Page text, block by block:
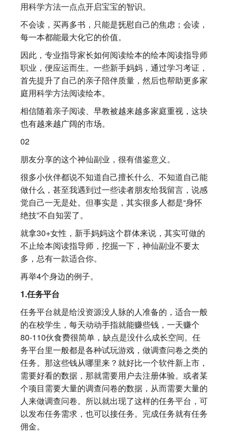
用科学方法一点点开启宝宝的智识。
不会读，买再多书，只能是抚慰自己的焦虑；会读，
每一本都能最大化它的价值。
因此，专业指导家长如何阅读绘本的绘本阅读指导师
职业，便应运而生。一些新手妈妈，通过学习考证，
首先提升了自己的亲子陪伴质量，然后也帮助更多家
庭用科学方法阅读绘本。
相信随着亲子阅读、早教被越来越多家庭重视，这块
也有越来越广阔的市场。
02
朋友分享的这个神仙副业，很有借鉴意义。
很多小伙伴都说不知道自己擅长什么、不知道自己能
做什么，甚至我遇到过一些读者朋友给我留言，说感
觉自己一无是处。但事实是，其实很多人都是“身怀
绝技”不自知罢了。
就拿30+女性，新手妈妈这个群体来说，其实可做的
不止绘本阅读指导师，挖掘一下，神仙副业不要太
多，总有一款适合你。
再举4个身边的例子。
1.任务平台
任务平台就是给没资源没人脉的人准备的，适合一般
的在校学生，每天动动手指就能赚些钱，一天赚个
80-110伙食费很简单，缺点是没什么成长空间。任
务平台里一般都是各种试玩游戏，做调查问卷之类的
任务。那这些钱从哪里来？就好比一个软件新上市，
需要好看的数据，那就需要用户去注册体验。或者某
个项目需要大量的调查问卷的数据，从而需要大量的
人来做调查问卷。所以就出现了这样的任务平台，可
以发布任务需求，也可以接任务。完成任务就有任务
佣金。